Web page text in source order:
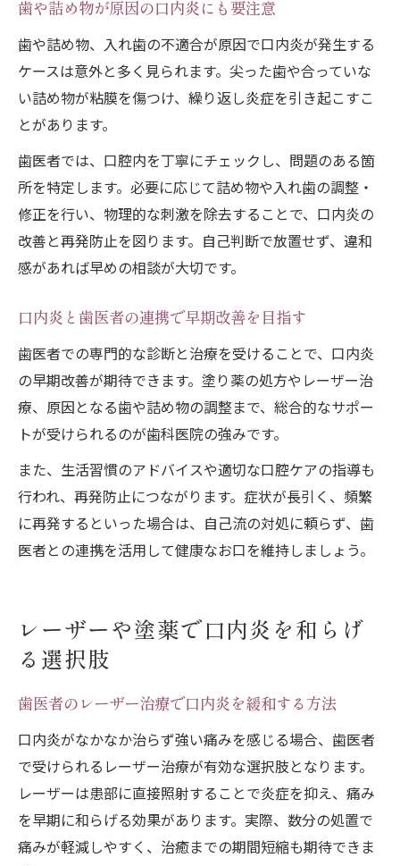
歯や詰め物が原因の口内炎にも要注意
歯や詰め物、入れ歯の不適合が原因で口内炎が発生する
ケースは意外と多く見られます。尖った歯や合っていな
い詰め物が粘膜を傷つけ、繰り返し炎症を引き起こすこ
とがあります。
歯医者では、口腔内を丁寧にチェックし、問題のある箇
所を特定します。必要に応じて詰め物や入れ歯の調整・
修正を行い、物理的な刺激を除去することで、口内炎の
改善と再発防止を図ります。自己判断で放置せず、違和
感があれば早めの相談が大切です。
口内炎と歯医者の連携で早期改善を目指す
歯医者での専門的な診断と治療を受けることで、口内炎
の早期改善が期待できます。塗り薬の処方やレーザー治
療、原因となる歯や詰め物の調整まで、総合的なサポー
トが受けられるのが歯科医院の強みです。
また、生活習慣のアドバイスや適切な口腔ケアの指導も
行われ、再発防止につながります。症状が長引く、頻繁
に再発するといった場合は、自己流の対処に頼らず、歯
医者との連携を活用して健康なお口を維持しましょう。
レーザーや塗薬で口内炎を和らげ
る選択肢
歯医者のレーザー治療で口内炎を緩和する方法
口内炎がなかなか治らず強い痛みを感じる場合、歯医者
で受けられるレーザー治療が有効な選択肢となります。
レーザーは患部に直接照射することで炎症を抑え、痛み
を早期に和らげる効果があります。実際、数分の処置で
痛みが軽減しやすく、治癒までの期間短縮も期待できま